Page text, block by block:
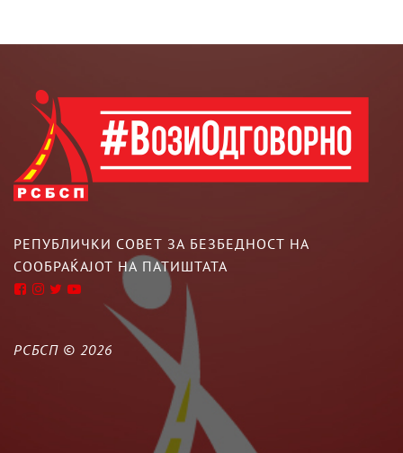
РЕПУБЛИЧКИ СОВЕТ ЗА БЕЗБЕДНОСТ НА
СООБРАЌАЈОТ НА ПАТИШТАТА
РСБСП © 2026